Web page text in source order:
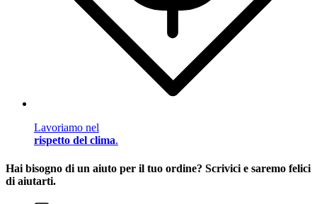
Lavoriamo nel
rispetto del clima.
Hai bisogno di un aiuto per il tuo ordine? Scrivici e saremo felici
di aiutarti.